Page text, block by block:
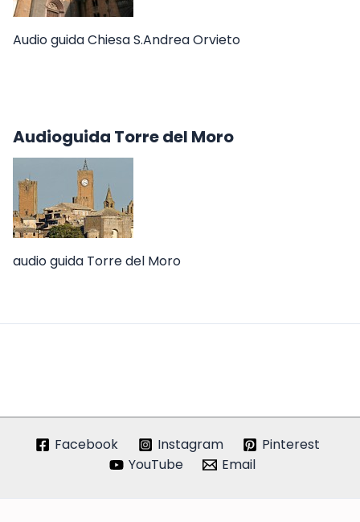
Audio guida Chiesa S.Andrea Orvieto
Audioguida Torre del Moro
audio guida Torre del Moro
Facebook Instagram
Pinterest
YouTube
Email